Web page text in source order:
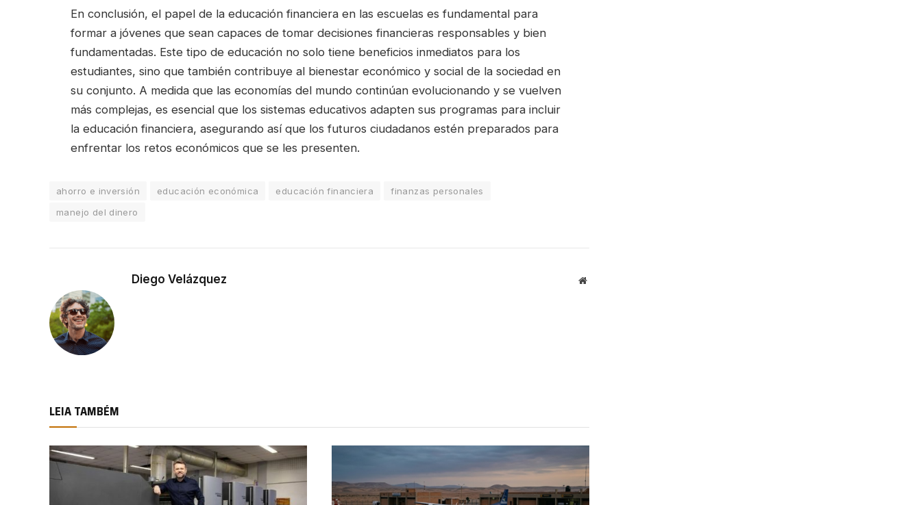
En conclusión, el papel de la educación financiera en las escuelas es fundamental para
formar a jóvenes que sean capaces de tomar decisiones financieras responsables y bien
fundamentadas. Este tipo de educación no solo tiene beneficios inmediatos para los
estudiantes, sino que también contribuye al bienestar económico y social de la sociedad en
su conjunto. A medida que las economías del mundo continúan evolucionando y se vuelven
más complejas, es esencial que los sistemas educativos adapten sus programas para incluir
la educación financiera, asegurando así que los futuros ciudadanos estén preparados para
enfrentar los retos económicos que se les presenten.
ahorro e inversión educación económica educación financiera
finanzas personales
manejo del dinero
Diego Velázquez Website
LEIA TAMBÉM